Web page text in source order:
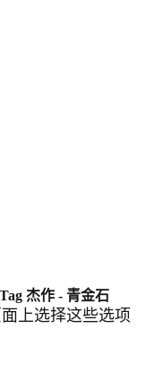
杰作 - 青金石
上选择这些选项